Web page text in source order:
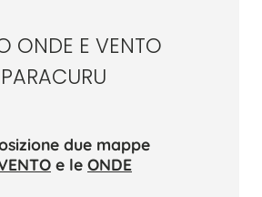
ONDE E VENTO
PARACURU
due mappe
e le ONDE